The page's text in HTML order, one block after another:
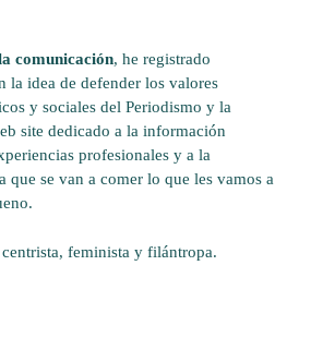
comunicación, he registrado
la idea de defender los valores
y sociales del Periodismo y la
site dedicado a la información
profesionales y a la
que se van a comer lo que les vamos a
feminista y filántropa.